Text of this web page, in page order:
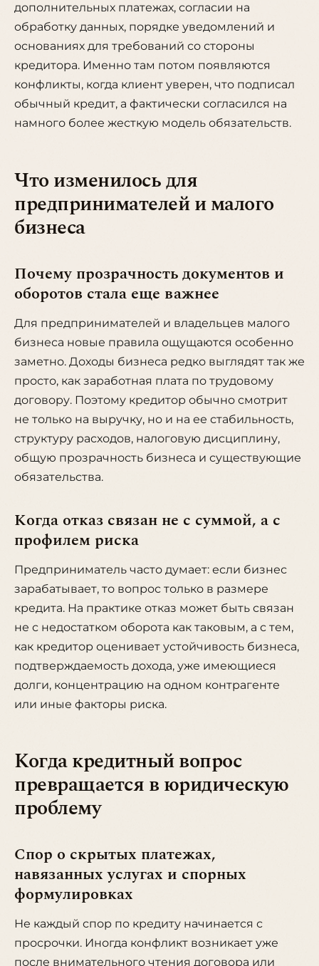
дополнительных платежах, согласии на
обработку данных, порядке уведомлений и
основаниях для требований со стороны
кредитора. Именно там потом появляются
конфликты, когда клиент уверен, что подписал
обычный кредит, а фактически согласился на
намного более жесткую модель обязательств.
Что изменилось для
предпринимателей и малого
бизнеса
Почему прозрачность документов и
оборотов стала еще важнее
Для предпринимателей и владельцев малого
бизнеса новые правила ощущаются особенно
заметно. Доходы бизнеса редко выглядят так же
просто, как заработная плата по трудовому
договору. Поэтому кредитор обычно смотрит
не только на выручку, но и на ее стабильность,
структуру расходов, налоговую дисциплину,
общую прозрачность бизнеса и существующие
обязательства.
Когда отказ связан не с суммой, а с
профилем риска
Предприниматель часто думает: если бизнес
зарабатывает, то вопрос только в размере
кредита. На практике отказ может быть связан
не с недостатком оборота как таковым, а с тем,
как кредитор оценивает устойчивость бизнеса,
подтверждаемость дохода, уже имеющиеся
долги, концентрацию на одном контрагенте
или иные факторы риска.
Когда кредитный вопрос
превращается в юридическую
проблему
Спор о скрытых платежах,
навязанных услугах и спорных
формулировках
Не каждый спор по кредиту начинается с
просрочки. Иногда конфликт возникает уже
после внимательного чтения договора или